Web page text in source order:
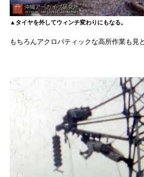
▲タイヤを外してウィンチ変わりにもなる。
もちろんアクロバティックな高所作業も見